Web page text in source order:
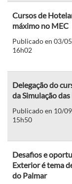
Cursos de
máximo no MEC
Publicado en 03/
16h02
Delegação do
da Simulação
Publicado en 10/
15h50
Desafios e
Exterior é tema
do Palmar